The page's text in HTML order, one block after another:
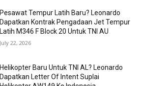
Pesawat Tempur Latih Baru? Leonardo
Dapatkan Kontrak Pengadaan Jet Tempur
Latih M346 F Block 20 Untuk TNI AU
July 22, 2026
Helikopter Baru Untuk TNI AL? Leonardo
Dapatkan Letter Of Intent Suplai